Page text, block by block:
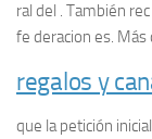
ral del . También
fe deracion es.
regalos y
que la petición